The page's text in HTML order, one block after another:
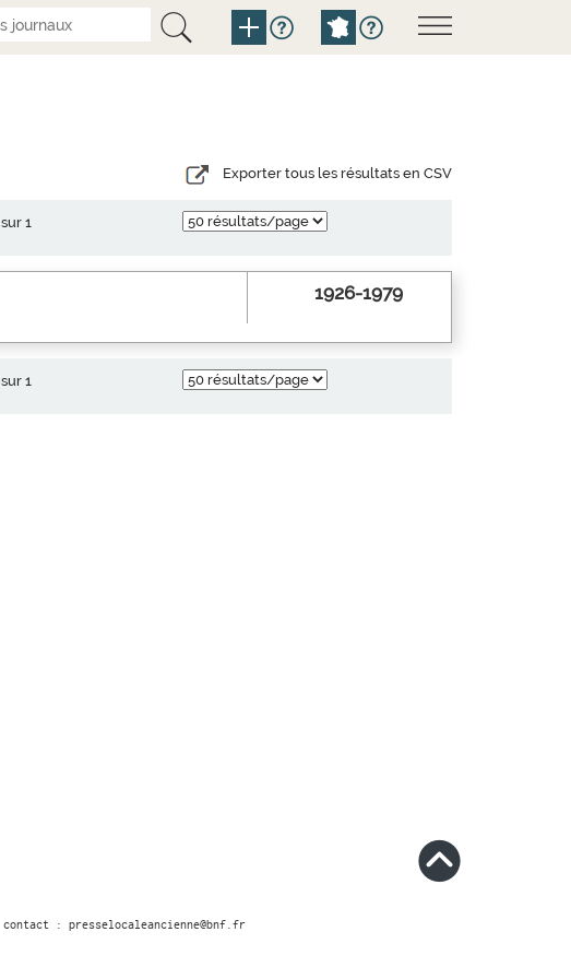
Exporter tous les résultats en CSV
sur 1
1926-1979
sur 1
contact : presselocaleancienne@bnf.fr